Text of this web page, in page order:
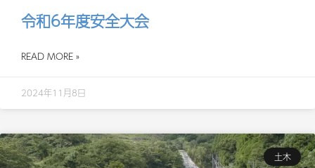
令和6年度安全大会
READ MORE »
2024年11月8日
土木